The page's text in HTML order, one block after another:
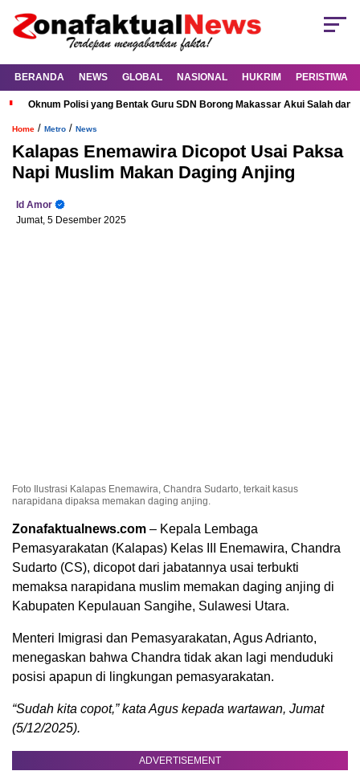
BERANDA NEWS GLOBAL NASIONAL HUKRIM PERISTIWA
Oknum Polisi yang Bentak Guru SDN Borong Makassar Akui Salah dan
Home / Metro / News
Kalapas Enemawira Dicopot Usai Paksa
Napi Muslim Makan Daging Anjing
Id Amor
Jumat, 5 Desember 2025
Foto Ilustrasi Kalapas Enemawira, Chandra Sudarto, terkait kasus
narapidana dipaksa memakan daging anjing.
Zonafaktualnews.com – Kepala Lembaga
Pemasyarakatan (Kalapas) Kelas III Enemawira, Chandra
Sudarto (CS), dicopot dari jabatannya usai terbukti
memaksa narapidana muslim memakan daging anjing di
Kabupaten Kepulauan Sangihe, Sulawesi Utara.
Menteri Imigrasi dan Pemasyarakatan, Agus Adrianto,
menegaskan bahwa Chandra tidak akan lagi menduduki
posisi apapun di lingkungan pemasyarakatan.
“Sudah kita copot,” kata Agus kepada wartawan, Jumat
(5/12/2025).
ADVERTISEMENT